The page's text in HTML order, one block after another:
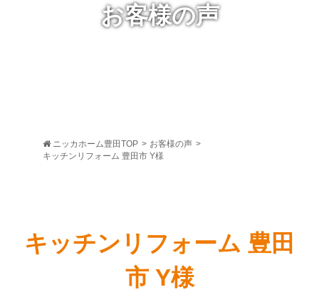
お客様の声
ニッカホーム豊田TOP > お客様の声 >
キッチンリフォーム 豊田市 Y様
キッチンリフォーム 豊田
市 Y様